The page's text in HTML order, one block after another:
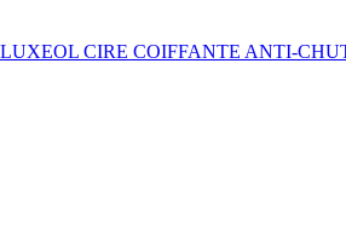
LUXEOL CIRE COIFFANTE ANTI-